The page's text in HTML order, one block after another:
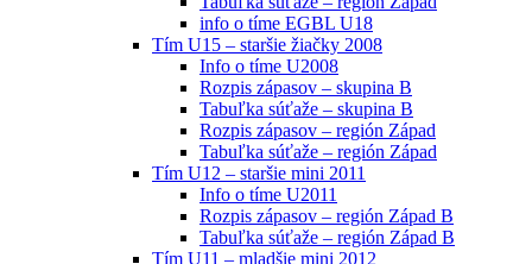
info o tíme EGBL U18
Tím U15 – staršie žiačky 2008
Info o tíme U2008
Rozpis zápasov – skupina B
Tabuľka súťaže – skupina B
Rozpis zápasov – región Západ
Tabuľka súťaže – región Západ
Tím U12 – staršie mini 2011
Info o tíme U2011
Rozpis zápasov – región Západ B
Tabuľka súťaže – región Západ B
Tím U11 – mladšie mini 2012